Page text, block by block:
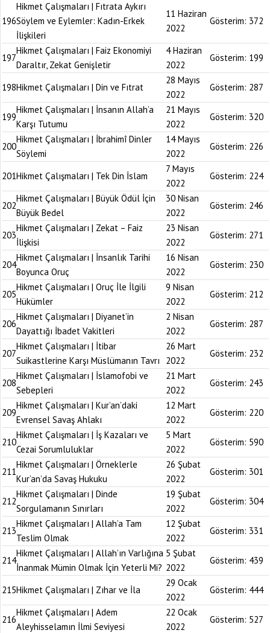
196
Hikmet Çalışmaları | Fıtrata Aykırı
Söylem ve Eylemler: Kadın-Erkek
İlişkileri
11 Haziran
2022
Gösterim: 372
197
Hikmet Çalışmaları | Faiz Ekonomiyi
Daraltır, Zekat Genişletir
4 Haziran
2022
Gösterim: 199
198Hikmet Çalışmaları | Din ve Fıtrat
28 Mayıs
2022
Gösterim: 287
199
Hikmet Çalışmaları | İnsanın Allah’a
Karşı Tutumu
21 Mayıs
2022
Gösterim: 320
200
Hikmet Çalışmaları | İbrahimî Dinler
Söylemi
14 Mayıs
2022
Gösterim: 226
201Hikmet Çalışmaları | Tek Din İslam
7 Mayıs
2022
Gösterim: 224
202
Hikmet Çalışmaları | Büyük Ödül İçin
Büyük Bedel
30 Nisan
2022
Gösterim: 246
203
Hikmet Çalışmaları | Zekat – Faiz
İlişkisi
23 Nisan
2022
Gösterim: 271
204
Hikmet Çalışmaları | İnsanlık Tarihi
Boyunca Oruç
16 Nisan
2022
Gösterim: 230
205
Hikmet Çalışmaları | Oruç İle İlgili
Hükümler
9 Nisan
2022
Gösterim: 212
206
Hikmet Çalışmaları | Diyanet’in
Dayattığı İbadet Vakitleri
2 Nisan
2022
Gösterim: 287
207
Hikmet Çalışmaları | İtibar
Suikastlerine Karşı Müslümanın Tavrı
26 Mart
2022
Gösterim: 232
208
Hikmet Çalışmaları | İslamofobi ve
Sebepleri
21 Mart
2022
Gösterim: 243
209
Hikmet Çalışmaları | Kur’an’daki
Evrensel Savaş Ahlakı
12 Mart
2022
Gösterim: 220
210
Hikmet Çalışmaları | İş Kazaları ve
Cezai Sorumluluklar
5 Mart
2022
Gösterim: 590
211
Hikmet Çalışmaları | Örneklerle
Kur’an’da Savaş Hukuku
26 Şubat
2022
Gösterim: 301
212
Hikmet Çalışmaları | Dinde
Sorgulamanın Sınırları
19 Şubat
2022
Gösterim: 304
213
Hikmet Çalışmaları | Allah’a Tam
Teslim Olmak
12 Şubat
2022
Gösterim: 331
214
Hikmet Çalışmaları | Allah’ın Varlığına
İnanmak Mümin Olmak İçin Yeterli Mi?
5 Şubat
2022
Gösterim: 439
215Hikmet Çalışmaları | Zıhar ve İla
29 Ocak
2022
Gösterim: 444
216
Hikmet Çalışmaları | Adem
Aleyhisselamın İlmi Seviyesi
22 Ocak
2022
Gösterim: 527